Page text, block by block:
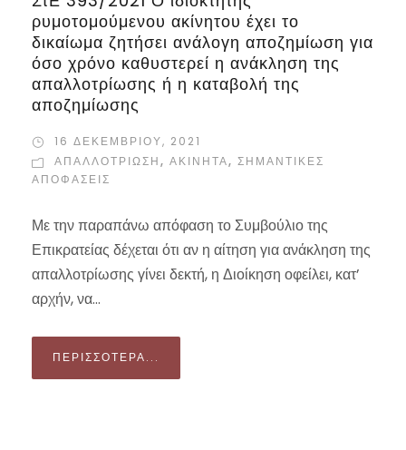
ρυμοτομούμενου ακίνητου έχει το
δικαίωμα ζητήσει ανάλογη αποζημίωση για
όσο χρόνο καθυστερεί η ανάκληση της
απαλλοτρίωσης ή η καταβολή της
αποζημίωσης
16 ΔΕΚΕΜΒΡΊΟΥ, 2021
ΑΠΑΛΛΟΤΡΊΩΣΗ, ΑΚΙΝΗΤΑ, ΣΗΜΑΝΤΙΚΈΣ
ΑΠΟΦΆΣΕΙΣ
Με την παραπάνω απόφαση το Συμβούλιο της
Επικρατείας δέχεται ότι αν η αίτηση για ανάκληση της
απαλλοτρίωσης γίνει δεκτή, η Διοίκηση οφείλει, κατ’
αρχήν, να...
ΠΕΡΙΣΣΌΤΕΡΑ...